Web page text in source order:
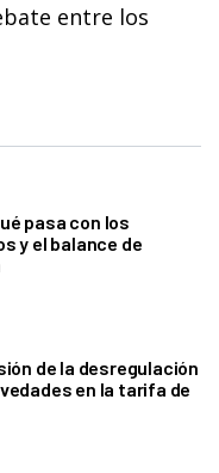
entre los
pasa con los
y el balance de
de la desregulación
en la tarifa de